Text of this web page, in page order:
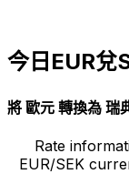
今日EUR兌
將 歐元 轉換為 瑞
Rate
EUR/SEK